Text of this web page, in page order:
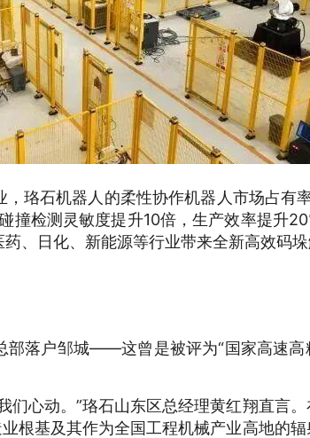
珞石机器人的柔性协作机器人市场占有
撞检测灵敏度提升10倍，生产效率提升
、日化、新能源等行业带来全新高效码垛
部落户邹城——这曾是被评为“国家高速高
们心动。”珞石山东区总经理黄红翔直言。
根基及其作为全国工程机械产业高地的